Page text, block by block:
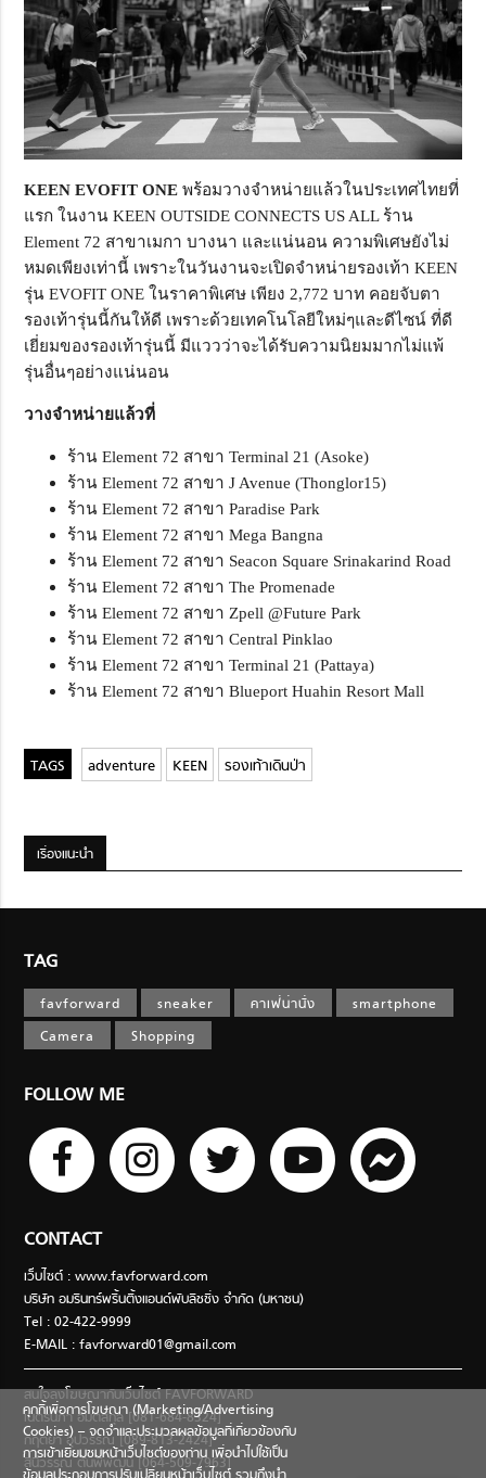
KEEN EVOFIT ONE พร้อมวางจำหน่ายแล้วในประเทศไทยที่
แรก ในงาน KEEN OUTSIDE CONNECTS US ALL ร้าน
Element 72 สาขาเมกา บางนา และแน่นอน ความพิเศษยังไม่
หมดเพียงเท่านี้ เพราะในวันงานจะเปิดจำหน่ายรองเท้า KEEN
รุ่น EVOFIT ONE ในราคาพิเศษ เพียง 2,772 บาท คอยจับตา
รองเท้ารุ่นนี้กันให้ดี เพราะด้วยเทคโนโลยีใหม่ๆและดีไซน์ ที่ดี
เยี่ยมของรองเท้ารุ่นนี้ มีแววว่าจะได้รับความนิยมมากไม่แพ้
รุ่นอื่นๆอย่างแน่นอน
วางจำหน่ายแล้วที่
ร้าน Element 72 สาขา Terminal 21 (Asoke)
ร้าน Element 72 สาขา J Avenue (Thonglor15)
ร้าน Element 72 สาขา Paradise Park
ร้าน Element 72 สาขา Mega Bangna
ร้าน Element 72 สาขา Seacon Square Srinakarind Road
ร้าน Element 72 สาขา The Promenade
ร้าน Element 72 สาขา Zpell @Future Park
ร้าน Element 72 สาขา Central Pinklao
ร้าน Element 72 สาขา Terminal 21 (Pattaya)
ร้าน Element 72 สาขา Blueport Huahin Resort Mall
adventure KEEN รองเท้าเดินป่า
เรื่องแนะนำ
TAG
favforward sneaker คาเฟ่น่านั่ง
smartphone
Camera
Shopping
FOLLOW ME
CONTACT
เว็บไซต์ : www.favforward.com
บริษัท อมรินทร์พริ้นติ้งแอนด์พับลิชชิ่ง จำกัด (มหาชน)
Tel : 02-422-9999
E-MAIL :favforward01@gmail.com
สนใจลงโฆษณากับเว็บไซต์ FAVFORWARD
เนตรนภา อมตสกุล [081-684-8324]
กฤตยา อุปวรรณ [089-813-2424]
สินีวรรณ ตันพิพัฒน์ [064-509-7963]
คุกกี้เพื่อการโฆษณา (Marketing/Advertising
Cookies) – จดจำและประมวลผลข้อมูลที่เกี่ยวข้องกับ
การเข้าเยี่ยมชมหน้าเว็บไซต์ของท่าน เพื่อนำไปใช้เป็น